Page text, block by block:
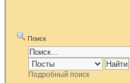
Поиск
Подробный поиск